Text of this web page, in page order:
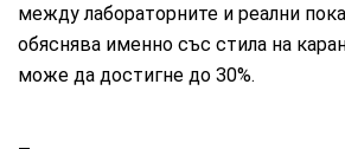
между лабораторните и реални
обяснява именно със стила на
може да достигне до 30%.